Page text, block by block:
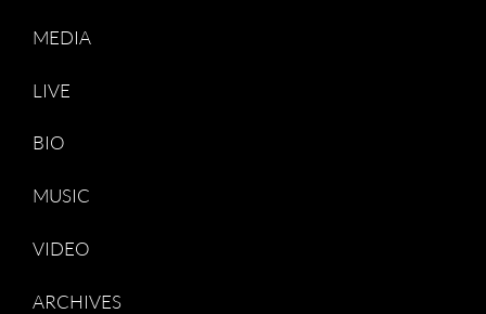
MEDIA
LIVE
BIO
MUSIC
VIDEO
ARCHIVES